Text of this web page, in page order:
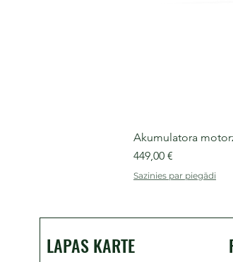
Akumulatora
Cena
449,00 €
Sazinies par piegādi
LAPAS KARTE